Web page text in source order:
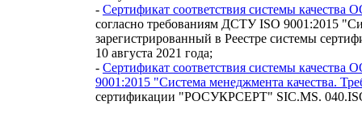
- Сертификат соответствия системы
согласно требованиям ДСТУ ISO 9001:2015
зарегистрированный в Реестре системы
10 августа 2021 года;
- Сертификат соответствия системы
9001:2015 "Система менеджмента качества.
сертификации "РОСУКРСЕРТ" SIC.MS.